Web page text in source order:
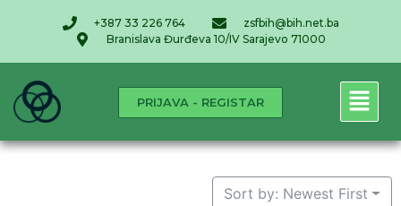
+387 33 226 764
zsfbih@bih.net.ba
Branislava Đurđeva 10/IV Sarajevo 71000
PRIJAVA - REGISTAR
Sort by: Newest First